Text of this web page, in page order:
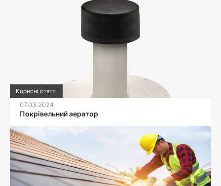
Корисні статті
07.03.2024
Покрівельний аератор